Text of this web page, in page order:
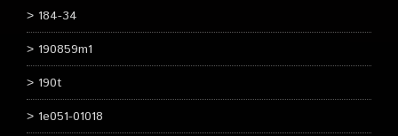
184-34
190859m1
190t
1e051-01018